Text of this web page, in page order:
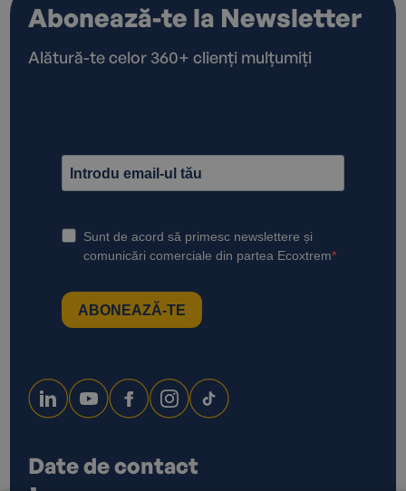
Abonează-te la Newsletter
Alătură-te celor 360+ clienți mulțumiți
Date de contact